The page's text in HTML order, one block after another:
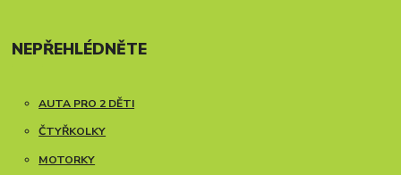
NEPŘEHLÉDNĚTE
AUTA PRO 2 DĚTI
ČTYŘKOLKY
MOTORKY